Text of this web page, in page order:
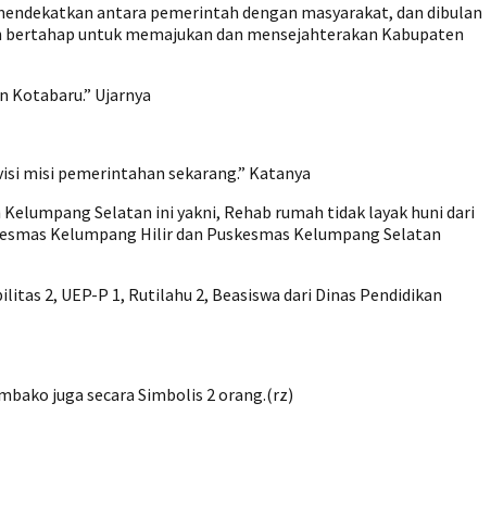
antara pemerintah dengan masyarakat, dan dibulan
untuk memajukan dan mensejahterakan Kabupaten
Kotabaru.” Ujarnya
misi pemerintahan sekarang.” Katanya
Selatan ini yakni, Rehab rumah tidak layak huni dari
Kelumpang Hilir dan Puskesmas Kelumpang Selatan
2, UEP-P 1, Rutilahu 2, Beasiswa dari Dinas Pendidikan
juga secara Simbolis 2 orang.(rz)